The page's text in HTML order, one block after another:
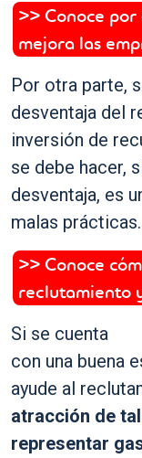
>> Conoce
mejora las
Por otra parte,
desventaja del
inversión de
se debe hacer,
desventaja, es
malas prácticas.
>> Conoce
reclutamiento
Si se cuenta
con una buena
ayude al
atracción de
representar